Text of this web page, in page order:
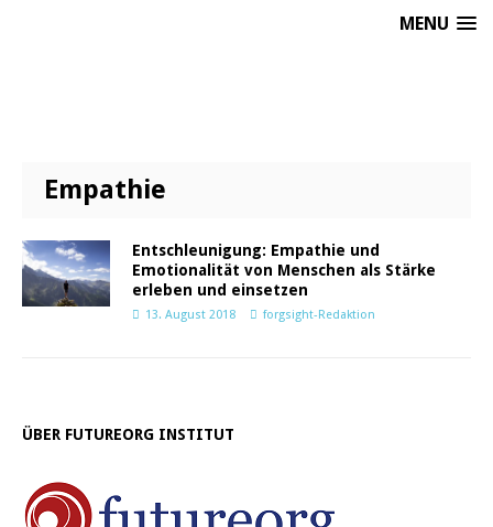
MENU
Empathie
Entschleunigung: Empathie und
Emotionalität von Menschen als Stärke
erleben und einsetzen
13. August 2018 forgsight-Redaktion
ÜBER FUTUREORG INSTITUT